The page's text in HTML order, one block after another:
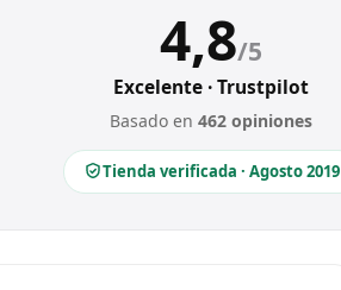
4,8/5
Excelente · Trustpilot
Basado en462 opiniones
Tienda verificada · Agosto 2019